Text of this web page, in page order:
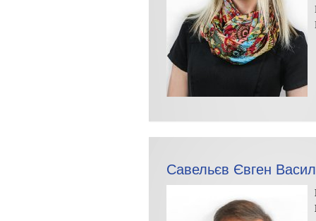
Савельєв Євген